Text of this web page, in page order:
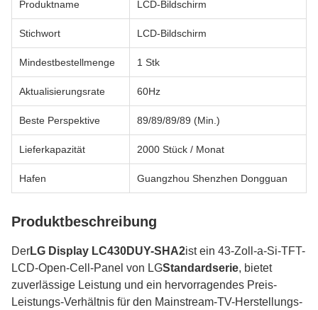
Produktname LCD-Bildschirm
Stichwort LCD-Bildschirm
Mindestbestellmenge 1 Stk
Aktualisierungsrate 60Hz
Beste Perspektive 89/89/89/89 (Min.)
Lieferkapazität 2000 Stück / Monat
Hafen Guangzhou Shenzhen Dongguan
Produktbeschreibung
DerLG Display LC430DUY-SHA2ist ein 43-Zoll-a-Si-TFT-
LCD-Open-Cell-Panel von LGStandardserie, bietet
zuverlässige Leistung und ein hervorragendes Preis-
Leistungs-Verhältnis für den Mainstream-TV-Herstellungs-